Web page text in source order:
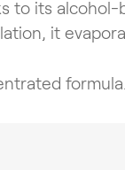
to its alcohol-
it
formula.